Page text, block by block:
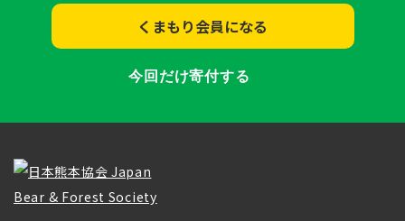
くまもり会員になる
今回だけ寄付する